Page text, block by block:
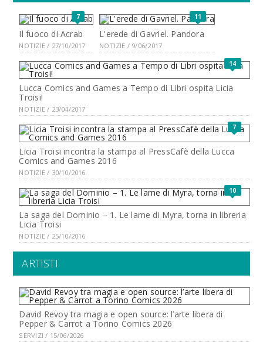
7
Il fuoco di Acrab
NOTIZIE / 27/10/2017
11
L'erede di Gavriel. Pandora
NOTIZIE / 9/06/2017
14
Lucca Comics and Games a Tempo di Libri ospita Licia
Troisi!
NOTIZIE / 23/04/2017
7
Licia Troisi incontra la stampa al PressCafè della Lucca
Comics and Games 2016
NOTIZIE / 30/10/2016
10
La saga del Dominio – 1. Le lame di Myra, torna in libreria
Licia Troisi
NOTIZIE / 25/10/2016
ARTISTI
David Revoy tra magia e open source: l’arte libera di
Pepper & Carrot a Torino Comics 2026
SERVIZI / 15/06/2026